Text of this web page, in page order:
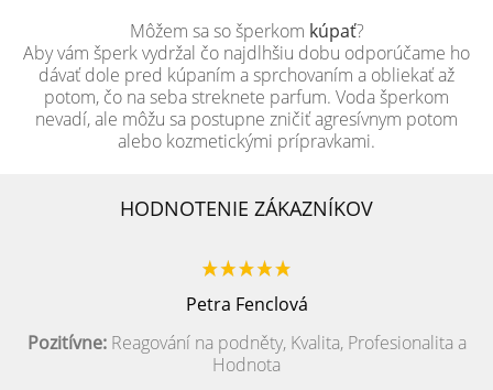
Môžem sa so šperkom kúpať?
Aby vám šperk vydržal čo najdlhšiu dobu odporúčame ho
dávať dole pred kúpaním a sprchovaním a obliekať až
potom, čo na seba streknete parfum. Voda šperkom
nevadí, ale môžu sa postupne zničiť agresívnym potom
alebo kozmetickými prípravkami.
HODNOTENIE ZÁKAZNÍKOV
Petra Fenclová
Pozitívne:Reagování na podněty, Kvalita, Profesionalita a
Hodnota